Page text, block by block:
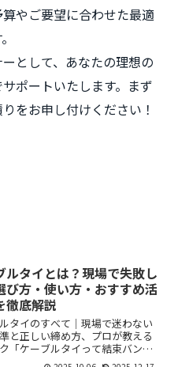
やご要望に合わせた最適
として、あなたの理想の
ポートいたします。まず
をお申し付けください！
ルタイとは？現場で失敗し
び方・使い方・おすすめ活
徹底解説
タイのすべて｜現場で迷わない
と正しい締め方、プロが教える
「ケーブルタイって結束バンド
違うの？」「屋外で使うならどれ